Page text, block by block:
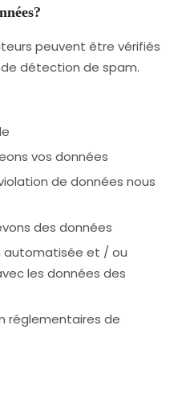
peuvent être vérifiés
détection de spam.
vos données
de données nous
des données
automatisée et / ou
les données des
réglementaires de